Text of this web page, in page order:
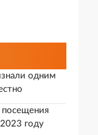
одним
посещения
году